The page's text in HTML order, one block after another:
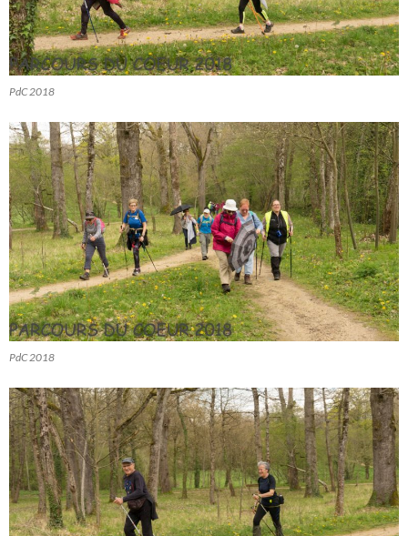
PdC 2018
PdC 2018